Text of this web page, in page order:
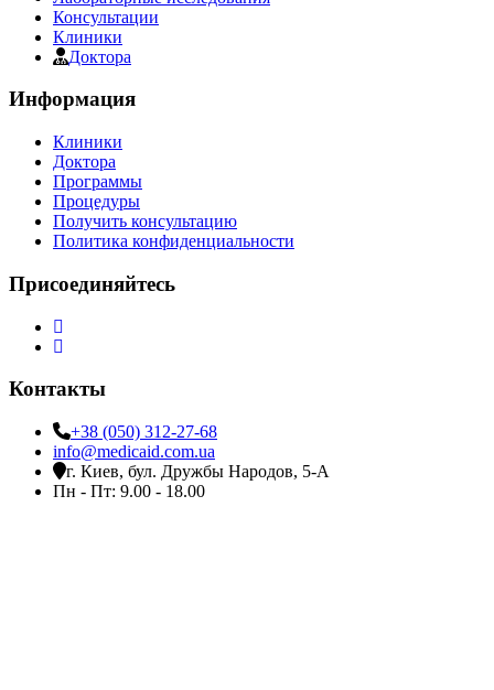
Консультации
Клиники
Доктора
Информация
Клиники
Доктора
Программы
Процедуры
Получить консультацию
Политика конфиденциальности
Присоединяйтесь
Контакты
+38 (050) 312-27-68
info@medicaid.com.ua
г. Киев, бул. Дружбы Народов, 5-А
Пн - Пт: 9.00 - 18.00